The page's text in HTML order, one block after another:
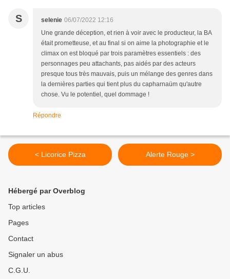
S selenie 06/07/2022 12:16
Une grande déception, et rien à voir avec le producteur, la BA
était prometteuse, et au final si on aime la photographie et le
climax on est bloqué par trois paramètres essentiels : des
personnages peu attachants, pas aidés par des acteurs
presque tous très mauvais, puis un mélange des genres dans
la dernières parties qui tient plus du capharnaüm qu'autre
chose. Vu le potentiel, quel dommage !
Répondre
< Licorice Pizza Alerte Rouge >
Hébergé par Overblog
Top articles
Pages
Contact
Signaler un abus
C.G.U.